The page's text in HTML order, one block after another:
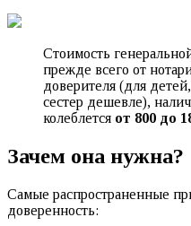
Стоимость
прежде всего от
доверителя (для
сестер дешевле),
колеблется от 800 до
Зачем она нужна?
Самые распространенные
доверенность: